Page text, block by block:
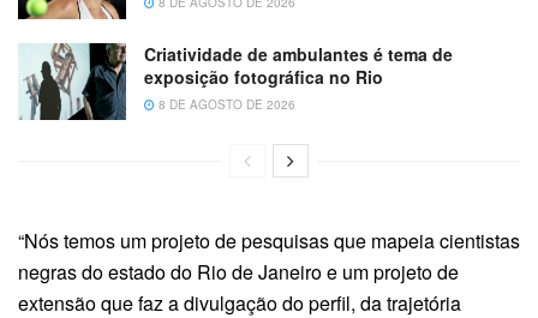
Criatividade de ambulantes é tema de
exposição fotográfica no Rio
8 DE AGOSTO DE 2026
“Nós temos um projeto de pesquisas que mapeia cientistas
negras do estado do Rio de Janeiro e um projeto de
extensão que faz a divulgação do perfil, da trajetória